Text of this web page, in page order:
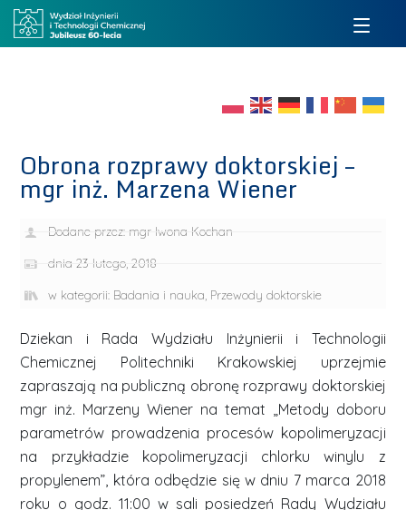
Obrona rozprawy doktorskiej –
mgr inż. Marzena Wiener
Dodane przez: mgr Iwona Kochan
dnia 23 lutego, 2018
w kategorii: Badania i nauka, Przewody doktorskie
Dziekan i Rada Wydziału Inżynierii i Technologii
Chemicznej Politechniki Krakowskiej uprzejmie
zapraszają na publiczną obronę rozprawy doktorskiej
mgr inż. Marzeny Wiener na temat „Metody doboru
parametrów prowadzenia procesów kopolimeryzacji
na przykładzie kopolimeryzacji chlorku winylu z
propylenem”, która odbędzie się w dniu 7 marca 2018
roku o godz. 11:00 w sali posiedzeń Rady Wydziału